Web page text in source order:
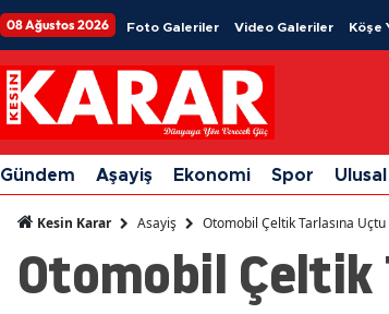
08 Ağustos 2026 Foto Galeriler Video Galeriler Köşe
Gündem Aşayiş Ekonomi Spor Ulusal
Kesin Karar Asayiş Otomobil Çeltik Tarlasına Uçtu
Otomobil Çeltik